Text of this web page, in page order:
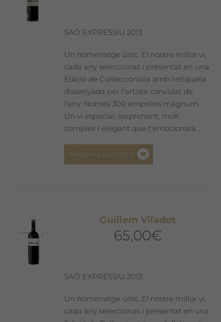
SAÓ EXPRESSIU 2013
Un homenatge únic. El nostre millor vi,
cada any seleccionat i presentat en una
Edició de Col·leccionista amb l'etiqueta
dissenyada per l'artista convidat de
l'any. Només 300 ampolles màgnum.
Un vi especial, sorprenent, molt
complex i elegant que t'emocionarà ...
Afegeix a la cistella
Guillem Viladot
65,00€
SAÓ EXPRESSIU 2013
Un homenatge únic. El nostre millor vi,
cada any seleccionat i presentat en una